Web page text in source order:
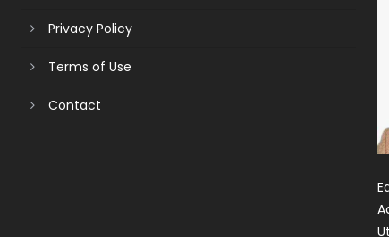
Privacy Policy
Terms of Use
Contact